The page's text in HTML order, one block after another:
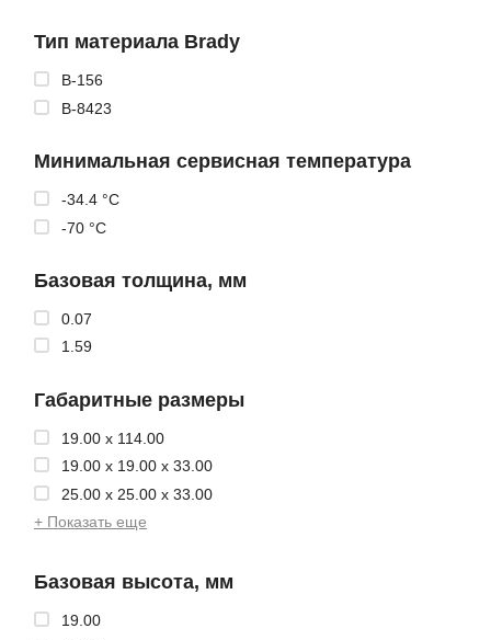
Тип материала Brady
B-156
B-8423
Минимальная сервисная температура
-34.4 °C
-70 °C
Базовая толщина, мм
0.07
1.59
Габаритные размеры
19.00 x 114.00
19.00 x 19.00 x 33.00
25.00 x 25.00 x 33.00
+ Показать еще
Базовая высота, мм
19.00